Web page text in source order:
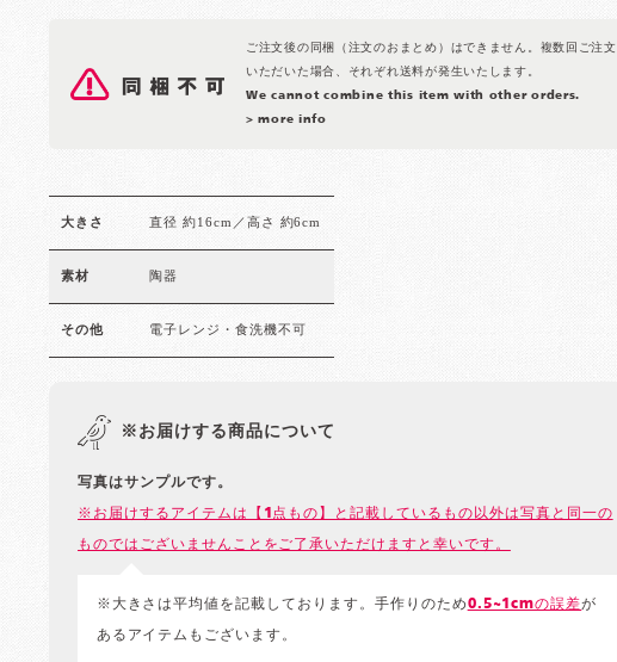
ご注文後の同梱（注文のおまとめ）はできません。複数回ご注文
いただいた場合、それぞれ送料が発生いたします。
We cannot combine this item with other orders.
> more info
大きさ 直径 約16cm／高さ 約6cm
素材 陶器
その他 電子レンジ・食洗機不可
※お届けする商品について
写真はサンプルです。
※お届けするアイテムは【1点もの】と記載しているもの以外は写真と同一の
ものではございませんことをご了承いただけますと幸いです。
※大きさは平均値を記載しております。手作りのため0.5~1cmの誤差が
あるアイテムもございます。